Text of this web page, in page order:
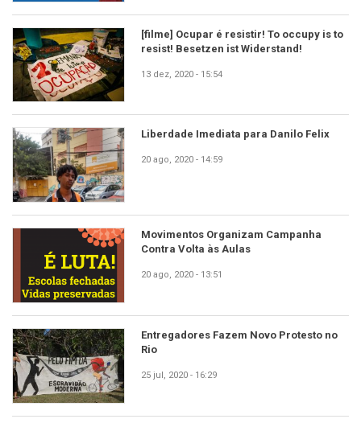
[filme] Ocupar é resistir! To occupy is to
resist! Besetzen ist Widerstand!
13 dez, 2020 - 15:54
Liberdade Imediata para Danilo Felix
20 ago, 2020 - 14:59
Movimentos Organizam Campanha
Contra Volta às Aulas
20 ago, 2020 - 13:51
Entregadores Fazem Novo Protesto no
Rio
25 jul, 2020 - 16:29